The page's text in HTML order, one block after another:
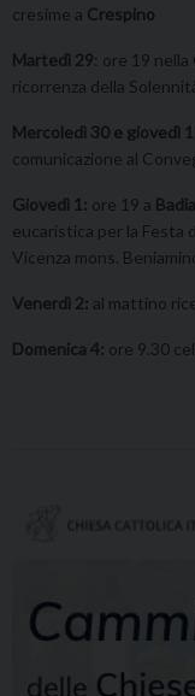
cresime a Crespino
Martedì 29: ore 19
ricorrenza della
Mercoledì 30 e giovedì
comunicazione al
Giovedì 1: ore 19 a
eucaristica per la Festa
Vicenza mons.
Venerdì 2: al mattino
Domenica 4: ore 9.30